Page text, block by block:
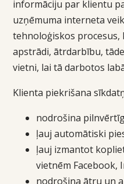
informāciju par klientu
uzņēmuma interneta
tehnoloģiskos
apstrādi, ātrdarbību,
vietni, lai tā darbotos
Klienta piekrišana
nodrošina
ļauj automātiski
ļauj izmantot
vietnēm Facebook,
nodrošina ātru un